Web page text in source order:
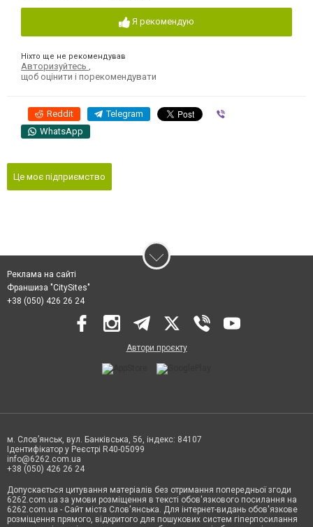
Я рекомендую
Ніхто ще не рекомендував
Авторизуйтесь
щоб оцінити і порекомендувати
Reddit Telegram
WhatsApp
Це моє підприємство
Реклама на сайті
Франшиза "CitySites"
+38 (050) 426 26 24
Автори проєкту
м. Слов’янськ, вул. Банківська, 56, індекс: 84107
Ідентифікатор у Реєстрі R40-05099
info@6262.com.ua
+38 (050) 426 26 24
Допускається цитування матеріалів без отримання попередньої згоди
6262.com.ua за умови розміщення в тексті обов'язкового посилання на
6262.com.ua - Сайт міста Слов'янська. Для інтернет-видань обов'язкове
розміщення прямого, відкритого для пошукових систем гіперпосилання